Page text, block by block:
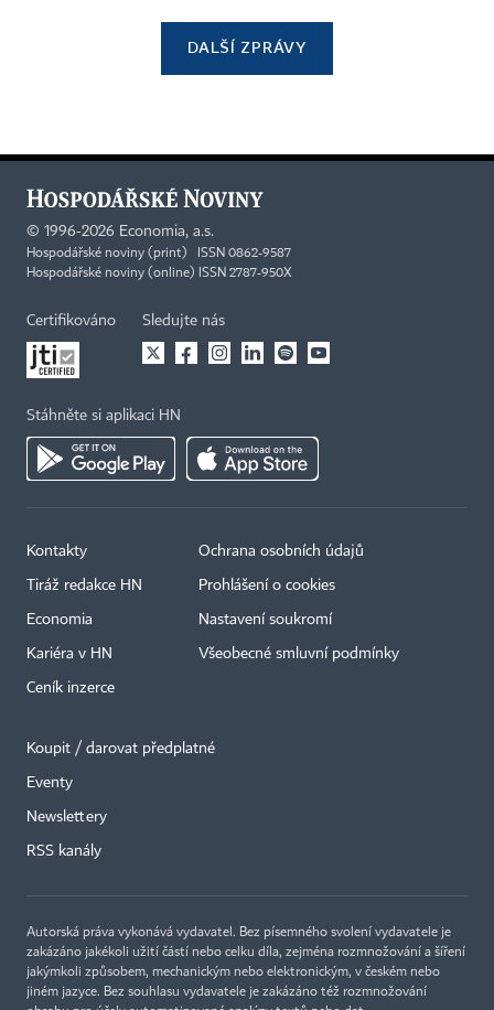
DALŠÍ ZPRÁVY
© 1996-2026 Economia, a.s.
Hospodářské noviny (print) ISSN 0862-9587
Hospodářské noviny (online) ISSN 2787-950X
Certifikováno Sledujte nás
Stáhněte si aplikaci HN
Kontakty
Tiráž redakce HN
Economia
Kariéra v HN
Ceník inzerce
Ochrana osobních údajů
Prohlášení o cookies
Nastavení soukromí
Všeobecné smluvní podmínky
Koupit / darovat předplatné
Eventy
Newslettery
RSS kanály
Autorská práva vykonává vydavatel. Bez písemného svolení vydavatele je
zakázáno jakékoli užití částí nebo celku díla, zejména rozmnožování a šíření
jakýmkoli způsobem, mechanickým nebo elektronickým, v českém nebo
jiném jazyce. Bez souhlasu vydavatele je zakázáno též rozmnožování